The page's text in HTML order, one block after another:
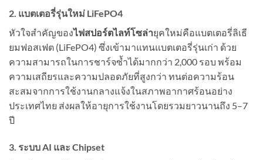
2. แบตเตอรี่รุ่นใหม่ LiFePO4
หัวใจสำคัญของไฟสปอร์ตไลท์โซล่ายุคใหม่คือแบตเตอรี่ลิเธี
ยมฟอสเฟต (LiFePO4) ซึ่งเข้ามาแทนแบตเตอรี่รุ่นเก่า ด้วย
ความสามารถในการชาร์จซ้ำได้มากกว่า 2,000 รอบ พร้อม
ความเสถียรและความปลอดภัยที่สูงกว่า ทนต่อความร้อน
สะสมจากการใช้งานกลางแจ้งในสภาพอากาศร้อนอย่าง
ประเทศไทย ส่งผลให้อายุการใช้งานโดยรวมยาวนานถึง 5–7
ปี
3. ระบบ AI และ Chipset